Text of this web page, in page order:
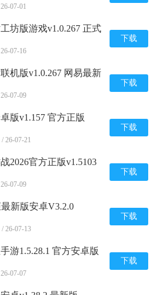
07-01
坊版游戏v1.0.267 正式
07-16
下载
机版v1.0.267 网易最新
07-09
下载
版v1.157 官方正版
26-07-21
下载
2026官方正版v1.5103
07-09
下载
新版安卓V3.2.0
26-07-13
下载
游1.5.28.1 官方安卓版
07-07
下载